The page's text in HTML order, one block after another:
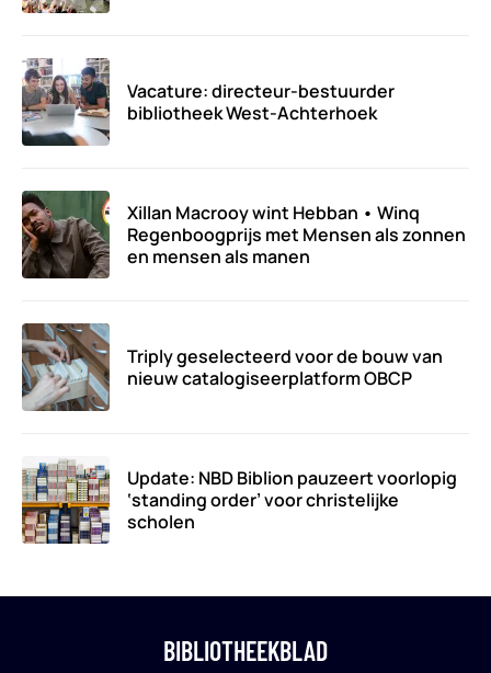
Vacature: directeur-bestuurder
bibliotheek West-Achterhoek
Xillan Macrooy wint Hebban • Winq
Regenboogprijs met Mensen als zonnen
en mensen als manen
Triply geselecteerd voor de bouw van
nieuw catalogiseerplatform OBCP
Update: NBD Biblion pauzeert voorlopig
‘standing order’ voor christelijke
scholen
BIBLIOTHEEKBLAD